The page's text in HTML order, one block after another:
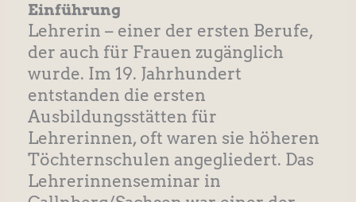
Einführung
Lehrerin – einer der ersten Berufe,
der auch für Frauen zugänglich
wurde. Im 19. Jahrhundert
entstanden die ersten
Ausbildungsstätten für
Lehrerinnen, oft waren sie höheren
Töchternschulen angegliedert. Das
Lehrerinnenseminar in